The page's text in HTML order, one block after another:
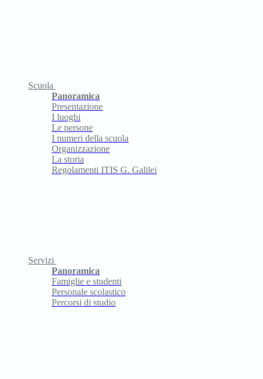
Scuola
Panoramica
Presentazione
I luoghi
Le persone
I numeri della scuola
Organizzazione
La storia
Regolamenti ITIS G. Galilei
Servizi
Panoramica
Famiglie e studenti
Personale scolastico
Percorsi di studio